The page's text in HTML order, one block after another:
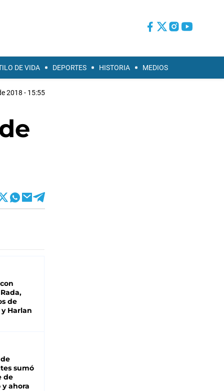
DE VIDA DEPORTES HISTORIA MEDIOS
2018 - 15:55
de
Harlan
sumó
de
y ahora